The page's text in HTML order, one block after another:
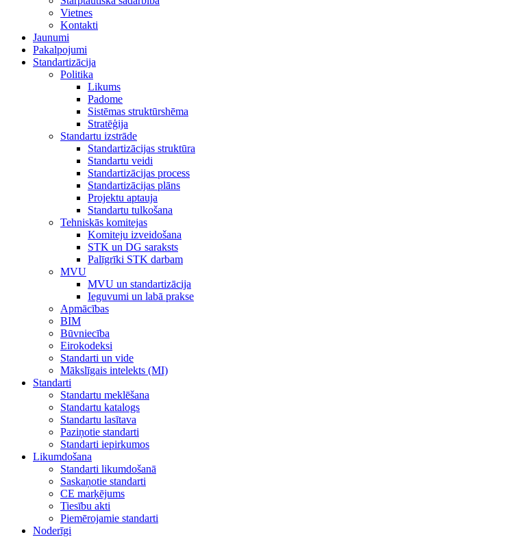
Vietnes
Kontakti
Jaunumi
Pakalpojumi
Standartizācija
Politika
Likums
Padome
Sistēmas struktūrshēma
Stratēģija
Standartu izstrāde
Standartizācijas struktūra
Standartu veidi
Standartizācijas process
Standartizācijas plāns
Projektu aptauja
Standartu tulkošana
Tehniskās komitejas
Komiteju izveidošana
STK un DG saraksts
Palīgrīki STK darbam
MVU
MVU un standartizācija
Ieguvumi un labā prakse
Apmācības
BIM
Būvniecība
Eirokodeksi
Standarti un vide
Mākslīgais intelekts (MI)
Standarti
Standartu meklēšana
Standartu katalogs
Standartu lasītava
Paziņotie standarti
Standarti iepirkumos
Likumdošana
Standarti likumdošanā
Saskaņotie standarti
CE marķējums
Tiesību akti
Piemērojamie standarti
Noderīgi